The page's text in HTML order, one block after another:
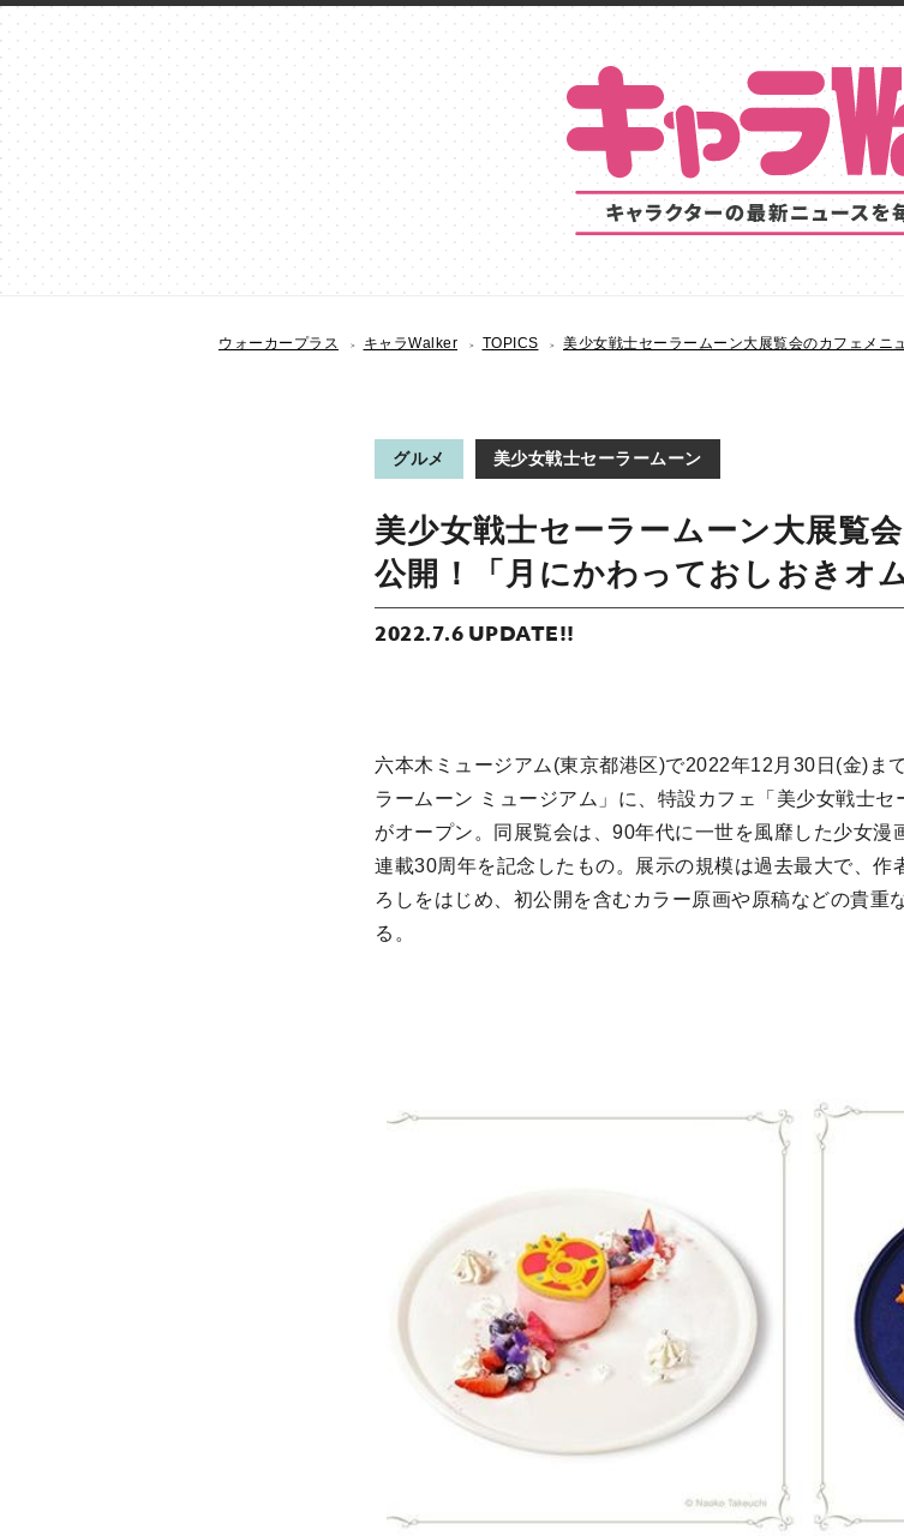
ウォーカープラス キャラWalker TOPICS 美少女戦士セーラームーン大展覧会のカフェメニ
グルメ 美少女戦士セーラームーン
美少女戦士セーラームーン大展覧
公開！「月にかわっておしおきオ
2022.7.6 UPDATE!!
六本木ミュージアム(東京都港区)で2022年12月30日(金)ま
ラームーン ミュージアム」に、特設カフェ「美少女戦士セ
がオープン。同展覧会は、90年代に一世を風靡した少女漫
連載30周年を記念したもの。展示の規模は過去最大で、作
ろしをはじめ、初公開を含むカラー原画や原稿などの貴重
る。